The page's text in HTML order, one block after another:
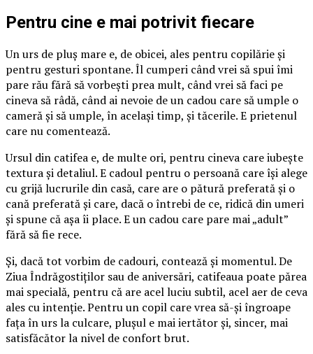
Pentru cine e mai potrivit fiecare
Un urs de pluș mare e, de obicei, ales pentru copilărie și
pentru gesturi spontane. Îl cumperi când vrei să spui îmi
pare rău fără să vorbești prea mult, când vrei să faci pe
cineva să râdă, când ai nevoie de un cadou care să umple o
cameră și să umple, în același timp, și tăcerile. E prietenul
care nu comentează.
Ursul din catifea e, de multe ori, pentru cineva care iubește
textura și detaliul. E cadoul pentru o persoană care își alege
cu grijă lucrurile din casă, care are o pătură preferată și o
cană preferată și care, dacă o întrebi de ce, ridică din umeri
și spune că așa îi place. E un cadou care pare mai „adult”
fără să fie rece.
Și, dacă tot vorbim de cadouri, contează și momentul. De
Ziua Îndrăgostiților sau de aniversări, catifeaua poate părea
mai specială, pentru că are acel luciu subtil, acel aer de ceva
ales cu intenție. Pentru un copil care vrea să-și îngroape
fața în urs la culcare, plușul e mai iertător și, sincer, mai
satisfăcător la nivel de confort brut.